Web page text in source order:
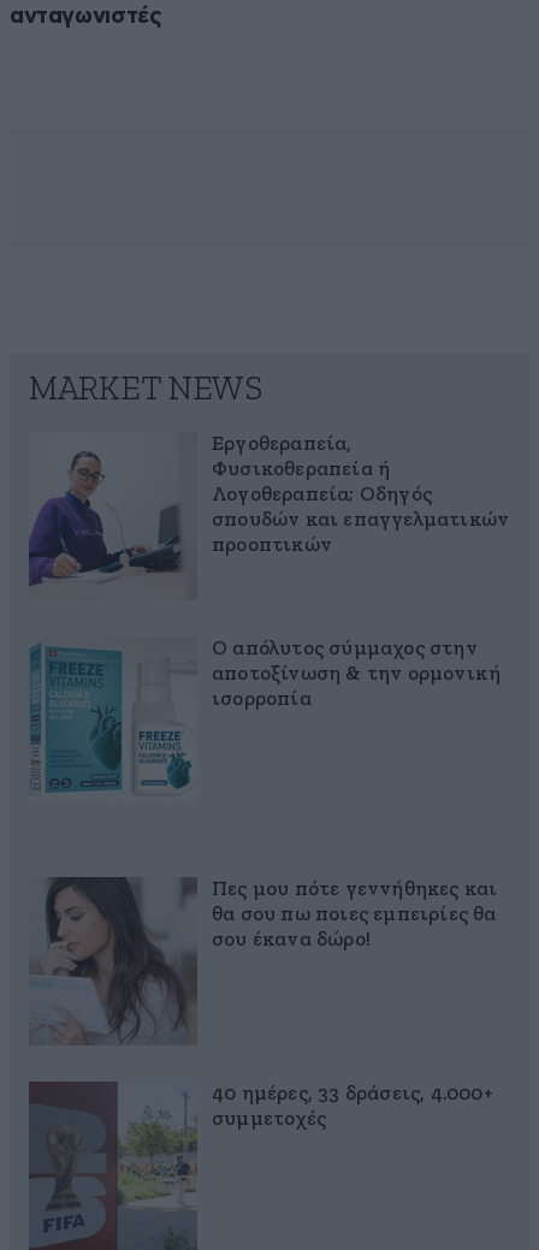
ανταγωνιστές
MARKET NEWS
Εργοθεραπεία,
Φυσικοθεραπεία ή
Λογοθεραπεία; Οδηγός
σπουδών και επαγγελματικών
προοπτικών
Ο απόλυτος σύμμαχος στην
αποτοξίνωση & την ορμονική
ισορροπία
Πες μου πότε γεννήθηκες και
θα σου πω ποιες εμπειρίες θα
σου έκανα δώρο!
40 ημέρες, 33 δράσεις, 4.000+
συμμετοχές